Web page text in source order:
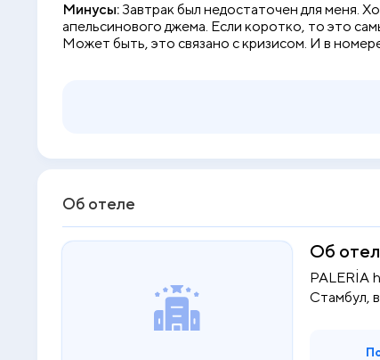
Минусы:Завтрак был недостаточен для меня.
апельсинового джема. Если коротко, то это
Может быть, это связано с кризисом. И в
Об отеле
Об
PALERİA
Стамбул,